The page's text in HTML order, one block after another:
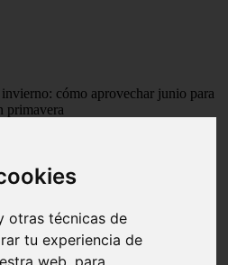
otras técnicas de
tu experiencia de
cómo aprovechar junio para
primavera
cómo aprovechar
jardín espectacular